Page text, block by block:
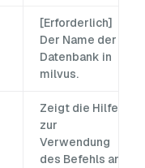
[Erforderlich]
Der Name der
Datenbank in
milvus.
Zeigt die Hilfe
zur
Verwendung
des Befehls an.